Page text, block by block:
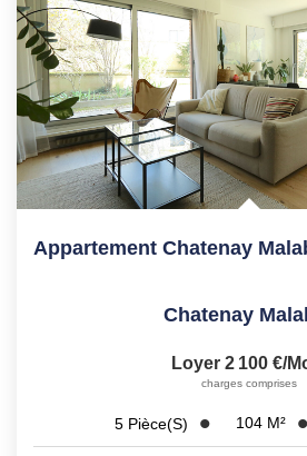
Chatenay
Loyer 2 100 €/
charges comprises
5 Pièce(s) 104 M²